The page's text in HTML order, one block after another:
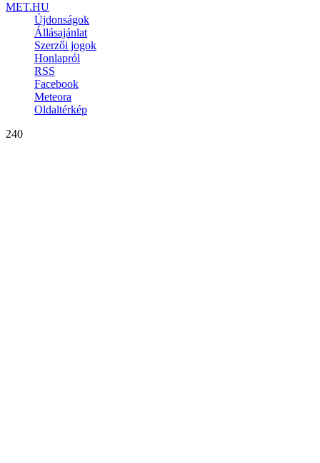
MET.HU
Újdonságok
Állásajánlat
Szerzői jogok
Honlapról
RSS
Facebook
Meteora
Oldaltérkép
240